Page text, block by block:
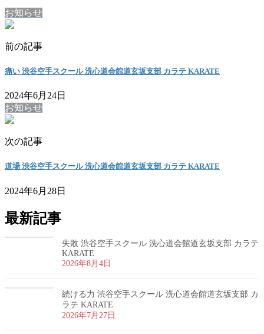
お知らせ
前の記事
痛い 渋谷空手スクール 洗心道会館道玄坂支部 カラテ KARATE
2024年6月24日
お知らせ
次の記事
道場 渋谷空手スクール 洗心道会館道玄坂支部 カラテ KARATE
2024年6月28日
最新記事
失敗 渋谷空手スクール 洗心道会館道玄坂支部 カラテ
KARATE
2026年8月4日
続ける力 渋谷空手スクール 洗心道会館道玄坂支部 カ
ラテ KARATE
2026年7月27日